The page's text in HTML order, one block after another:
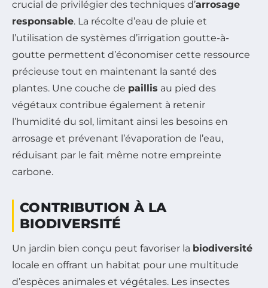
crucial de privilégier des techniques d’arrosage
responsable. La récolte d’eau de pluie et
l’utilisation de systèmes d’irrigation goutte-à-
goutte permettent d’économiser cette ressource
précieuse tout en maintenant la santé des
plantes. Une couche de paillis au pied des
végétaux contribue également à retenir
l’humidité du sol, limitant ainsi les besoins en
arrosage et prévenant l’évaporation de l’eau,
réduisant par le fait même notre empreinte
carbone.
CONTRIBUTION À LA
BIODIVERSITÉ
Un jardin bien conçu peut favoriser la biodiversité
locale en offrant un habitat pour une multitude
d’espèces animales et végétales. Les insectes